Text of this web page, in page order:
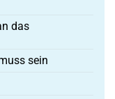
das
sein